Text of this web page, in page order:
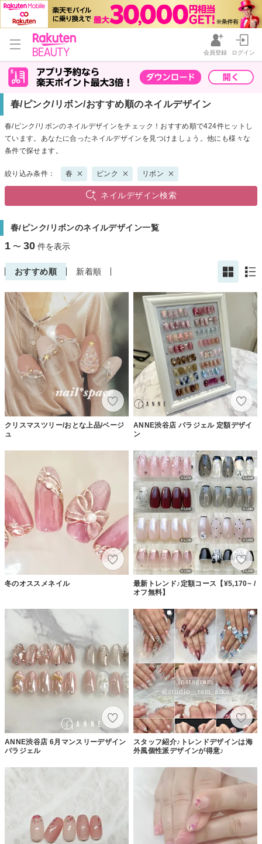
会員登録 ログイン
春/ピンク/リボン/おすすめ順のネイルデザイン
春/ピンク/リボンのネイルデザインをチェック！おすすめ順で424件ヒットし
ています。あなたに合ったネイルデザインを見つけましょう。他にも様々な
条件で探せます。
絞り込み条件： 春 ピンク リボン
ネイルデザイン検索
春/ピンク/リボンのネイルデザイン一覧
1 〜 30 件を表示
おすすめ順 新着順
クリスマスツリー/おとな上品/ベージ
ュ
ANNE渋谷店 パラジェル 定額デザイ
ン
冬のオススメネイル
最新トレンド♪定額コース【¥5,170~ /
オフ無料】
ANNE渋谷店 6月マンスリーデザイン
パラジェル
スタッフ紹介♪トレンドデザインは海
外風個性派デザインが得意♪